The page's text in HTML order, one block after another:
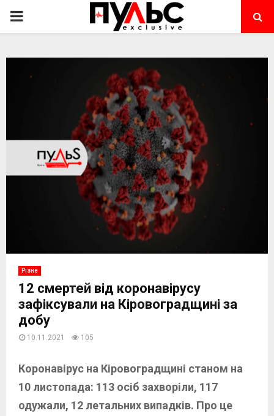
PRIMARY
Різне
12 смертей від коронавірусу
зафіксували на Кіровоградщині за
добу
10.11.2021 105
Коронавірус на Кіровоградщині станом на
10 листопада: 113 осіб захворіли, 117
одужали, 12 летальних випадків. Про це